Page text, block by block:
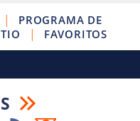
|
PROGRAMA DE
| FAVORITOS